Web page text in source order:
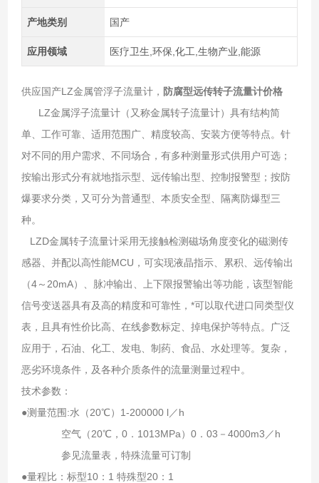
产地类别 国产
应用领域 医疗卫生,环保,化工,生物产业,能源
供应国产LZ金属管浮子流量计， 防腐型远传转子流量计价格
LZ金属浮子流量计（又称金属转子流量计）具有结构简
单、工作可靠、适用范围广、精度较高、安装方便等特点。针
对不同的用户需求、不同场合，有多种测量形式供用户可选；
按输出形式分有就地指示型、远传输出型、控制报警型；按防
爆要求分类，又可分为普通型、本质安全型、隔离防爆型三
种。
LZD金属转子流量计采用无接触检测磁场角度变化的磁测传
感器、并配以高性能MCU，可实现液晶指示、累积、远传输出
（4～20mA）、脉冲输出、上下限报警输出等功能，该型智能
信号变送器具有及高的精度和可靠性，*可以取代进口同类型仪
表，且具有性价比高、在线参数标定、掉电保护等特点。广泛
应用于，石油、化工、发电、制药、食品、水处理等。复杂，
恶劣环境条件，及各种介质条件的流量测量过程中。
技术参数：
●测量范围:水（20℃）1-200000 l／h
空气（20℃，0．1013MPa）0．03－4000m3／h
参见流量表，特殊流量可订制
●量程比：标型10：1 特殊型20：1